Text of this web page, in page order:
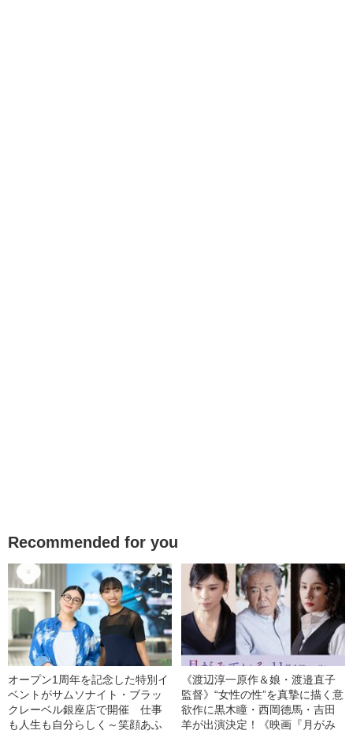
Recommended for you
オープン1周年を記念した特別イ
ベントがサムソナイト・ブラッ
クレーベル銀座店で開催 仕事
も人生も自分らしく～笑顔あふ
《渡辺淳一原作＆娘・渡邉直子
監督》“女性の性”を真摯に描く意
欲作に黒木瞳・西岡德馬・吉田
羊が出演決定！《映画『月がみ